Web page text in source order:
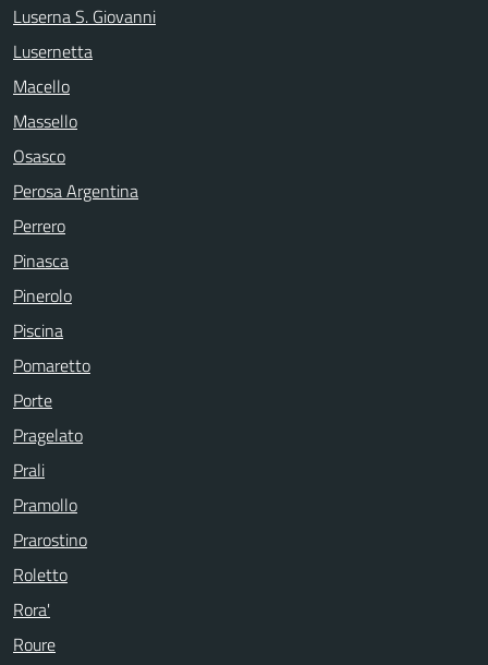
Luserna S. Giovanni
Lusernetta
Macello
Massello
Osasco
Perosa Argentina
Perrero
Pinasca
Pinerolo
Piscina
Pomaretto
Porte
Pragelato
Prali
Pramollo
Prarostino
Roletto
Rora'
Roure